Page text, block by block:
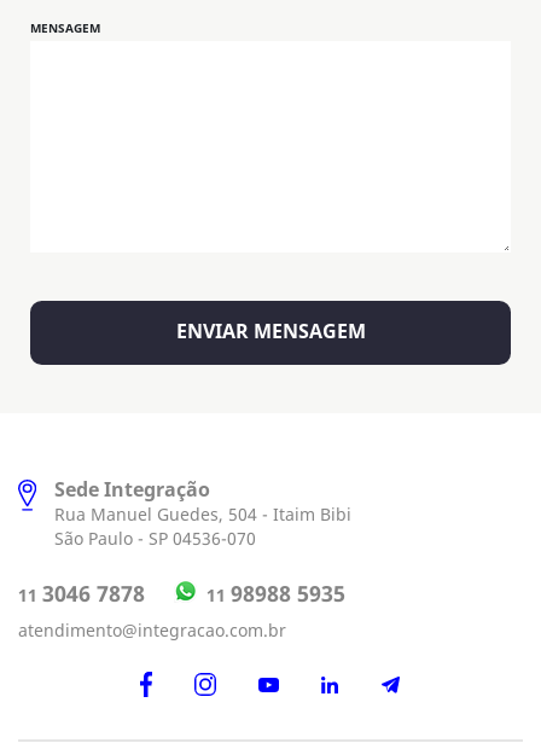
MENSAGEM
Sede Integração
Rua Manuel Guedes, 504 - Itaim Bibi
São Paulo - SP 04536-070
11 3046 7878 11 98988 5935
atendimento@integracao.com.br